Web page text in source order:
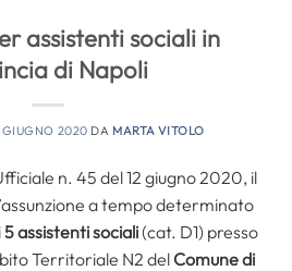
assistenti sociali in
di Napoli
GIUGNO 2020 DA MARTA VITOLO
n. 45 del 12 giugno 2020, il
a tempo determinato
5 assistenti sociali(cat. D1) presso
Territoriale N2 del Comune di